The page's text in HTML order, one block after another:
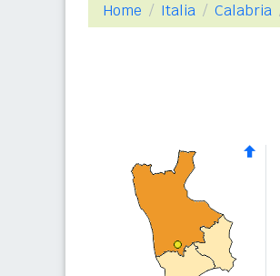
Home Italia Calabria